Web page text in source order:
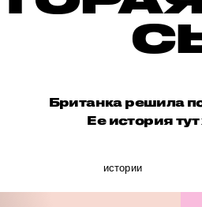
Британка решила
Ее история
истории